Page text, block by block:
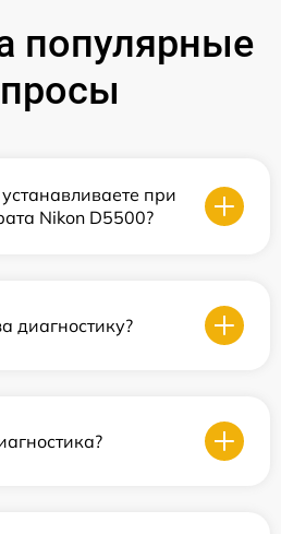
популярные
при
Nikon D5500?
диагностику?